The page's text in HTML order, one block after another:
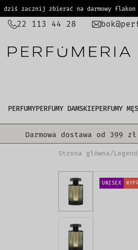
PRZEJDŹ
TREŚCI
zacznij zbierać na darmowy flakon ✨
22 113 44 28
PERFUMYPERFUMY DAMSKIEPERFUMY
Darmowa dostawa od 399
Strona główna/
UNISEX